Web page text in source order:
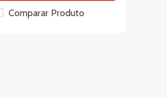
Comparar Produto